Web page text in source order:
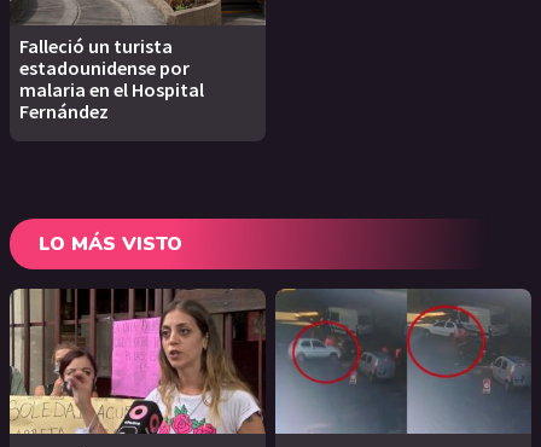
Falleció un turista
estadounidense por
malaria en el Hospital
Fernández
LO MÁS VISTO